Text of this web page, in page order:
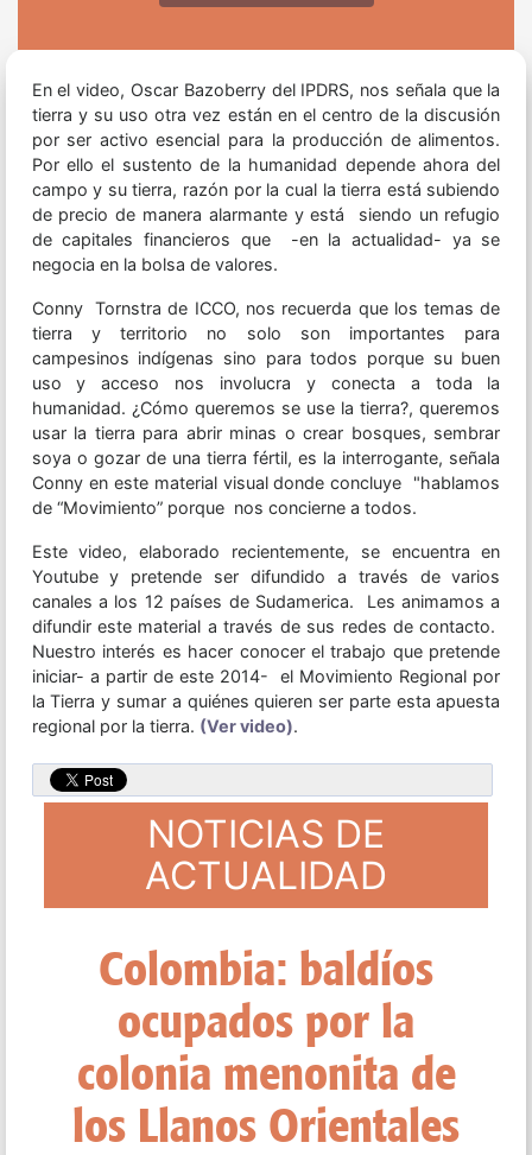
En el video, Oscar Bazoberry del IPDRS, nos señala que la
tierra y su uso otra vez están en el centro de la discusión
por ser activo esencial para la producción de alimentos.
Por ello el sustento de la humanidad depende ahora del
campo y su tierra, razón por la cual la tierra está subiendo
de precio de manera alarmante y está siendo un refugio
de capitales financieros que -en la actualidad- ya se
negocia en la bolsa de valores.
Conny Tornstra de ICCO, nos recuerda que los temas de
tierra y territorio no solo son importantes para
campesinos indígenas sino para todos porque su buen
uso y acceso nos involucra y conecta a toda la
humanidad. ¿Cómo queremos se use la tierra?, queremos
usar la tierra para abrir minas o crear bosques, sembrar
soya o gozar de una tierra fértil, es la interrogante, señala
Conny en este material visual donde concluye "hablamos
de “Movimiento” porque nos concierne a todos.
Este video, elaborado recientemente, se encuentra en
Youtube y pretende ser difundido a través de varios
canales a los 12 países de Sudamerica. Les animamos a
difundir este material a través de sus redes de contacto.
Nuestro interés es hacer conocer el trabajo que pretende
iniciar- a partir de este 2014- el Movimiento Regional por
la Tierra y sumar a quiénes quieren ser parte esta apuesta
regional por la tierra. (Ver video).
NOTICIAS DE
ACTUALIDAD
El Mercosur oficializa
el ingreso de Bolivia
como su quinto
miembro